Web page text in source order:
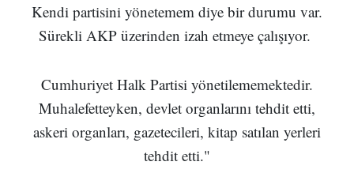
Kendi partisini yönetemem diye bir durumu var.
Sürekli AKP üzerinden izah etmeye çalışıyor.
Cumhuriyet Halk Partisi yönetilememektedir.
Muhalefetteyken, devlet organlarını tehdit etti,
askeri organları, gazetecileri, kitap satılan yerleri
tehdit etti."